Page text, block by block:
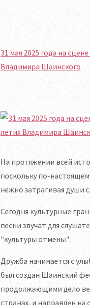
31 мая 2025 года на
Владимира Шаинского
На протяжении всей
поскольку по-
нежно затрагивая души
Сегодня культурные
песни звучат для
"культуры отмены".
Дружба начинается с
был создан Шаинский
продолжающими дело
странах, и направлен на